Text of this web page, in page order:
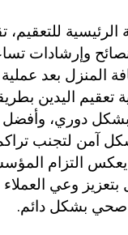
الرئيسية
نصائح وإرشادات
المنزل بعد
تعقيم اليدين
دوري، وأفضل
آمن لتجنب
يعكس التزام
بتعزيز وعي
صحي بشكل دائم.